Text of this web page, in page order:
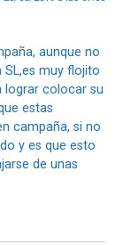
aunque no
SL,es muy flojito
lograr colocar su
estas
campaña, si no
y es que esto
de unas